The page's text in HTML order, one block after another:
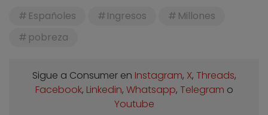
Españoles Ingresos
Millones
pobreza
Sigue a Consumer en Instagram, X, Threads,
Facebook, Linkedin, Whatsapp, Telegram o
Youtube